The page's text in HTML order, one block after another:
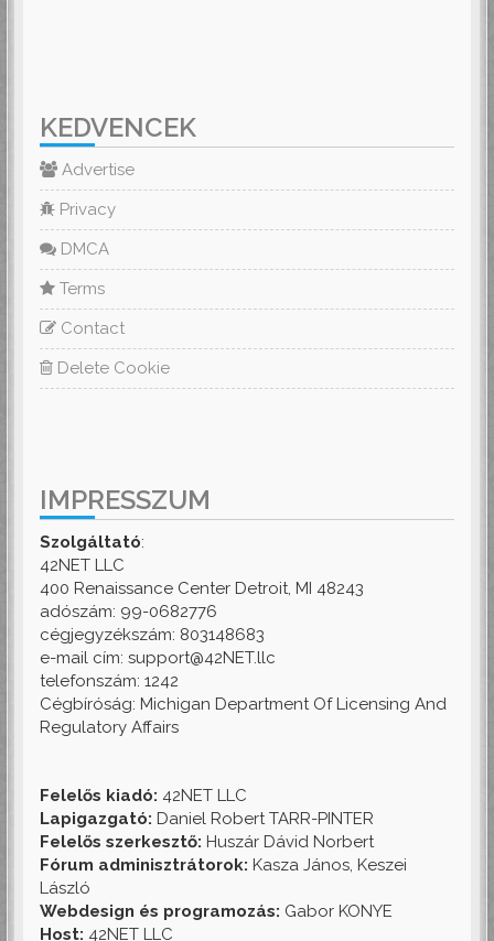
KEDVENCEK
Advertise
Privacy
DMCA
Terms
Contact
Delete Cookie
IMPRESSZUM
Szolgáltató:
42NET LLC
400 Renaissance Center Detroit, MI 48243
adószám: 99-0682776
cégjegyzékszám: 803148683
e-mail cím: support@42NET.llc
telefonszám: 1242
Cégbíróság: Michigan Department Of Licensing And
Regulatory Affairs
Felelős kiadó: 42NET LLC
Lapigazgató: Daniel Robert TARR-PINTER
Felelős szerkesztő: Huszár Dávid Norbert
Fórum adminisztrátorok: Kasza János, Keszei
László
Webdesign és programozás: Gabor KONYE
Host: 42NET LLC